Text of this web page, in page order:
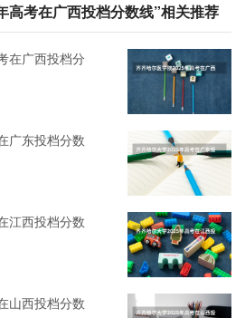
高考在广西投档分数线”相关推荐
在广西投档分
广东投档分数
江西投档分数
山西投档分数